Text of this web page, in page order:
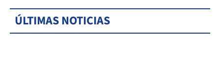
ÚLTIMAS NOTICIAS